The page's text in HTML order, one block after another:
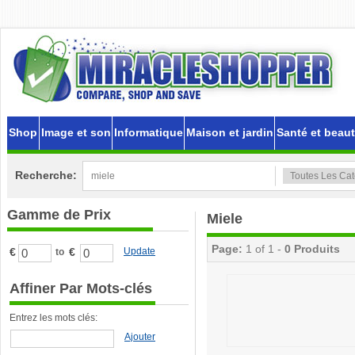
Shop Image et son Informatique Maison et jardin Santé et
Recherche:
Gamme de Prix
€ to € Update
Affiner Par Mots-clés
Entrez les mots clés:
Ajouter
Miele
Page: 1 of 1 - 0 Produits